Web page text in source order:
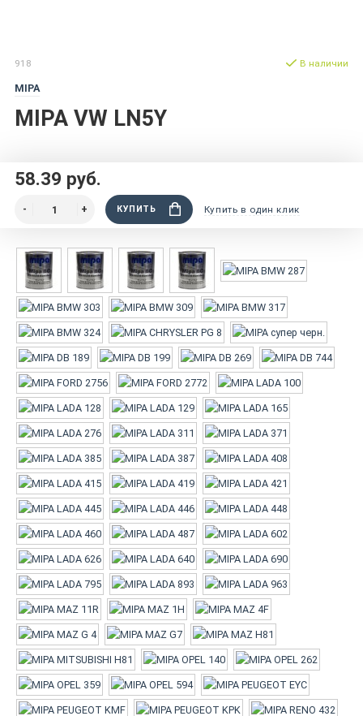
918
MIPA
MIPA VW LN5Y
В наличии
58.39 руб.
КУПИТЬ Купить в один клик